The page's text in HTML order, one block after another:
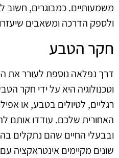
משמעותיים. כמבוגרים, חשוב
ולספק הדרכה ומשאבים
חקר הטבע
דרך נפלאה נוספת לעורר את
וטכנולוגיה היא על ידי חקר
רגליים, לטיולים בטבע, או
האחורית שלכם. עודדו אותם
ובבעלי החיים שהם נתקלים
שונים מקיימים אינטראקציה